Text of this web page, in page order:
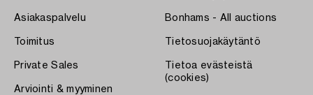
Asiakaspalvelu
Toimitus
Private Sales
Arviointi & myyminen
Bonhams - All auctions
Tietosuojakäytäntö
Tietoa evästeistä
(cookies)